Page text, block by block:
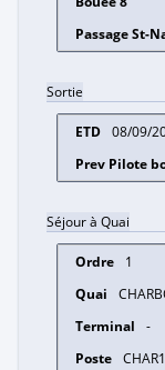
Sortie
08/09/
Séjour à Quai
1
-
CHAR1